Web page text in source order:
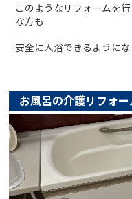
このようなリフォームを
な方も
安全に入浴できるように
お風呂の介護リフォ